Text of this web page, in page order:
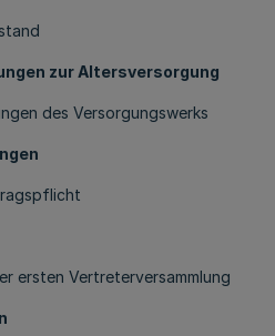
zur Altersversorgung
des Versorgungswerks
ersten Vertreterversammlung